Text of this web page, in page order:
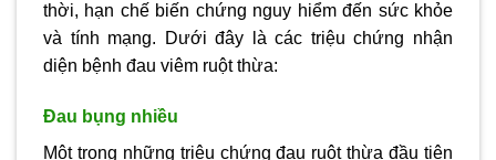
thời, hạn chế biến chứng nguy hiểm đến sức khỏe
và tính mạng. Dưới đây là các triệu chứng nhận
diện bệnh đau viêm ruột thừa:
Đau bụng nhiều
Một trong những triệu chứng đau ruột thừa đầu tiên